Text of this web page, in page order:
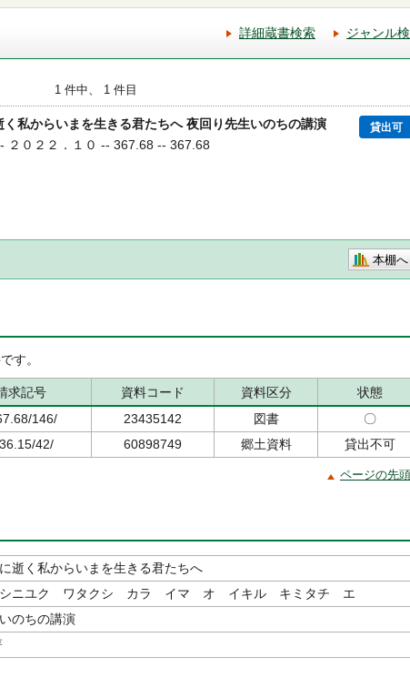
詳細蔵書検索 ジャンル
1 件中、 1 件目
く私からいまを生きる君たちへ 夜回り先生いのちの講演 貸出可
２０２２．１０ -- 367.68 -- 367.68
本棚へ
す。
求記号 資料コード 資料区分
状態
146/ 23435142 図書
〇
42/ 60898749 郷土資料 貸出不可
ページの先
逝く私からいまを生きる君たちへ
ニユク ワタクシ カラ イマ オ イキル キミタチ エ
のちの講演